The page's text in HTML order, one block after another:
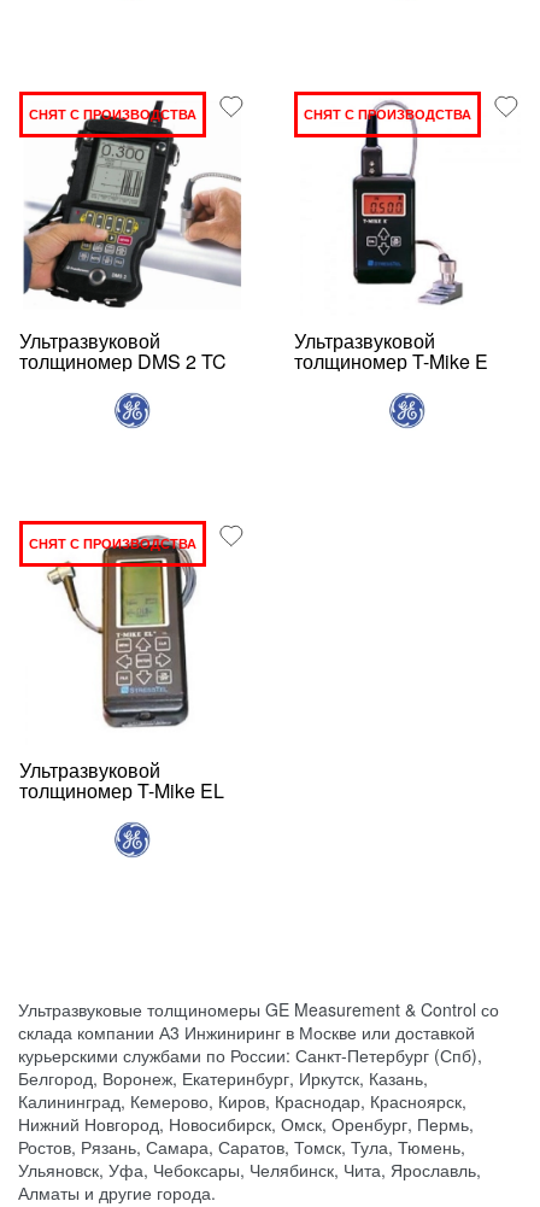
СНЯТ С ПРОИЗВОДСТВА
Ультразвуковой
толщиномер DMS 2 TC
СНЯТ С ПРОИЗВОДСТВА
Ультразвуковой
толщиномер T-Mike E
СНЯТ С ПРОИЗВОДСТВА
Ультразвуковой
толщиномер T-Mike EL
Ультразвуковые толщиномеры GE Measurement & Control со
склада компании А3 Инжиниринг в Москве или доставкой
курьерскими службами по России: Санкт-Петербург (Спб),
Белгород, Воронеж, Екатеринбург, Иркутск, Казань,
Калининград, Кемерово, Киров, Краснодар, Красноярск,
Нижний Новгород, Новосибирск, Омск, Оренбург, Пермь,
Ростов, Рязань, Самара, Саратов, Томск, Тула, Тюмень,
Ульяновск, Уфа, Чебоксары, Челябинск, Чита, Ярославль,
Алматы и другие города.